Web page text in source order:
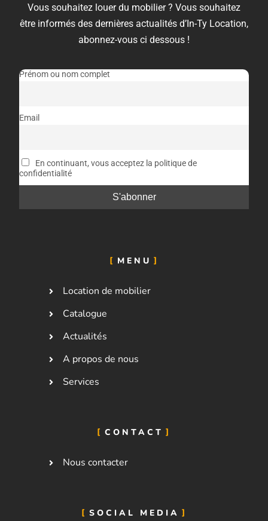
Vous souhaitez louer du mobilier ? Vous souhaitez
être informés des dernières actualités d’In-Ty Location,
abonnez-vous ci dessous !
Prénom ou nom complet
Email
En continuant, vous acceptez la politique de
confidentialité
MENU
Location de mobilier
Catalogue
Actualités
A propos de nous
Services
CONTACT
Nous contacter
SOCIAL MEDIA